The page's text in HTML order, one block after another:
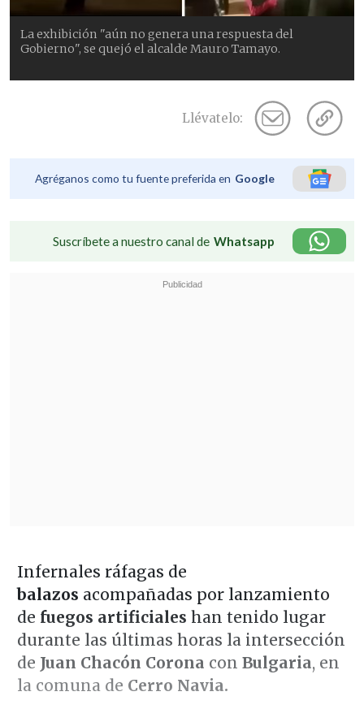
La exhibición "aún no genera una respuesta del
Gobierno", se quejó el alcalde Mauro Tamayo.
Llévatelo:
Agréganos como tu fuente preferida en Google
Suscríbete a nuestro canal de Whatsapp
Infernales ráfagas de
balazos acompañadas por lanzamiento
de fuegos artificiales han tenido lugar
durante las últimas horas la intersección
de Juan Chacón Corona con Bulgaria, en
la comuna de Cerro Navia.